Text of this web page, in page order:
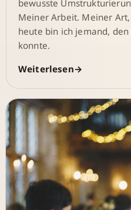
bewusste
Meiner Arbeit. Meiner
heute bin ich jemand,
konnte.
Weiterlesen